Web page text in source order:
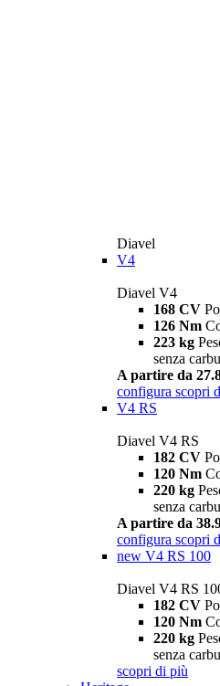
Diavel
V4
Diavel V4
168 CV
126 Nm
223 kg
senza
A partire da
configura scopri
V4 RS
Diavel V4 RS
182 CV
120 Nm
220 kg
senza
A partire da
configura scopri
new V4 RS 100
Diavel V4 RS
182 CV
120 Nm
220 kg
senza
scopri di più